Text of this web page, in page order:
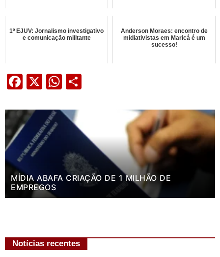
1º EJUV: Jornalismo investigativo
e comunicação militante
Anderson Moraes: encontro de
midiativistas em Maricá é um
sucesso!
Facebook
X WhatsApp
MÍDIA ABAFA CRIAÇÃO DE 1 MILHÃO DE
EMPREGOS
Notícias recentes